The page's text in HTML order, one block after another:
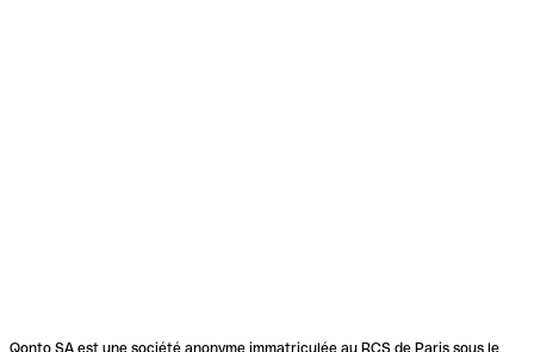
Qonto SA est une société anonyme immatriculée au RCS de Paris sous le